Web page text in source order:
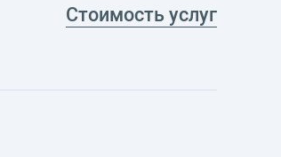
Стоимость услуг